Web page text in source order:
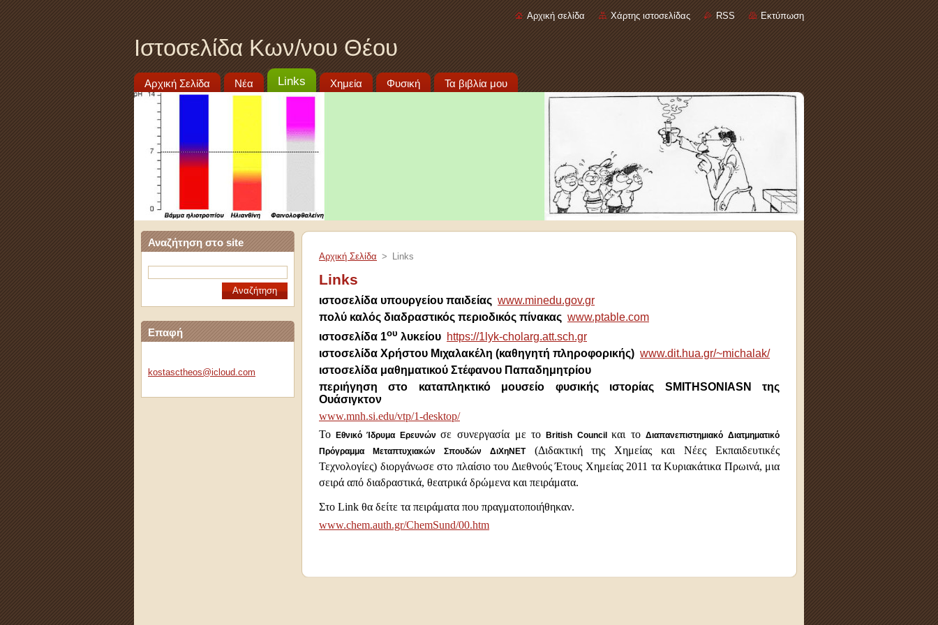
Αρχική σελίδα Χάρτης ιστοσελίδας RSS Εκτύπωση
Ιστοσελίδα Κων/νου Θέου
Αρχική Σελίδα Νέα Links Χημεία Φυσική Τα βιβλία μου
Αναζήτηση στο site
Επαφή
kostasctheos@icl oud.com
Αρχική Σελίδα > Links
Links
ιστοσελίδα υπουργείου παιδείας www.minedu.gov.gr
πολύ καλός διαδραστικός περιοδικός πίνακας www.ptable.com
ιστοσελίδα 1oυ λυκείου https://1lyk-cholarg.att.sch.gr
ιστοσελίδα Χρήστου Μιχαλακέλη (καθηγητή πληροφορικής) www.dit.hua.gr/~michalak/
ιστοσελίδα μαθηματικού Στέφανου Παπαδημητρίου
περιήγηση στο καταπληκτικό μουσείο φυσικής ιστορίας SMITHSONIASN της
Ουάσιγκτον
www.mnh.si.edu/vtp/1-desktop/
Το Εθνικό Ίδρυμα Ερευνώνσε συνεργασία με το British Councilκαι τοΔιαπανεπιστημιακό Διατμηματικό
Πρόγραμμα Μεταπτυχιακών Σπουδών ΔιΧηΝΕΤ(Διδακτική της Χημείας και Νέες Εκπαιδευτικές
Τεχνολογίες) διοργάνωσε στο πλαίσιο του Διεθνούς Έτους Χημείας 2011 τα Κυριακάτικα Πρωινά, μια
σειρά από διαδραστικά, θεατρικά δρώμενα και πειράματα.
Στο Link θα δείτε τα πειράματα που πραγματοποιήθηκαν.
www.chem.auth.gr/ChemSund/00.htm